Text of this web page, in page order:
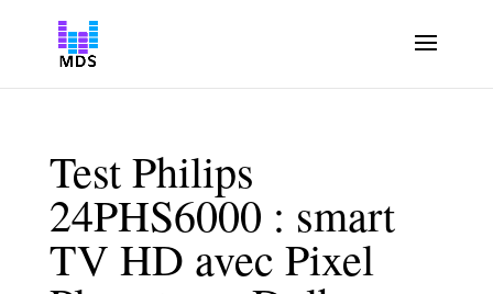
Test Philips
24PHS6000 : smart
TV HD avec Pixel